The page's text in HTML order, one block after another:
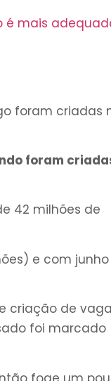
é mais
foram criadas
foram
42 milhões de
e com
criação de
foi marcado